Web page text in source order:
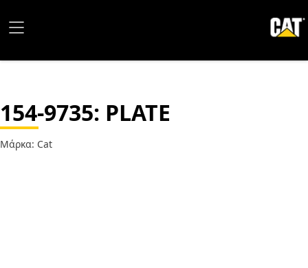
154-9735: PLATE
Μάρκα: Cat